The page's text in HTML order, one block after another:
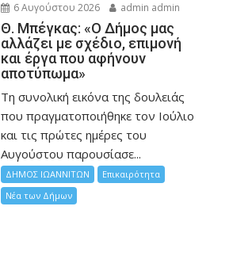
6 Αυγούστου 2026 admin admin
Θ. Μπέγκας: «Ο Δήμος μας
αλλάζει με σχέδιο, επιμονή
και έργα που αφήνουν
αποτύπωμα»
Τη συνολική εικόνα της δουλειάς
που πραγματοποιήθηκε τον Ιούλιο
και τις πρώτες ημέρες του
Αυγούστου παρουσίασε...
ΔΗΜΟΣ ΙΩΑΝΝΙΤΩΝ
Επικαιρότητα
Νέα των Δήμων